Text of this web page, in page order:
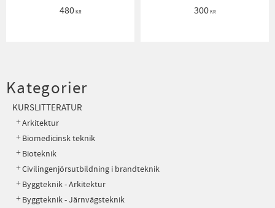
480KR 300KR
Kategorier
KURSLITTERATUR
Arkitektur
Biomedicinsk teknik
Bioteknik
Civilingenjörsutbildning i brandteknik
Byggteknik - Arkitektur
Byggteknik - Järnvägsteknik